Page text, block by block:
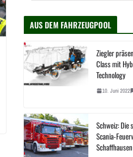
AUS DEM FAHRZEUGPOOL
Ziegler
Class mit
Technology
10. Juni 2022
Schweiz: Die
Scania-
Schaffhausen